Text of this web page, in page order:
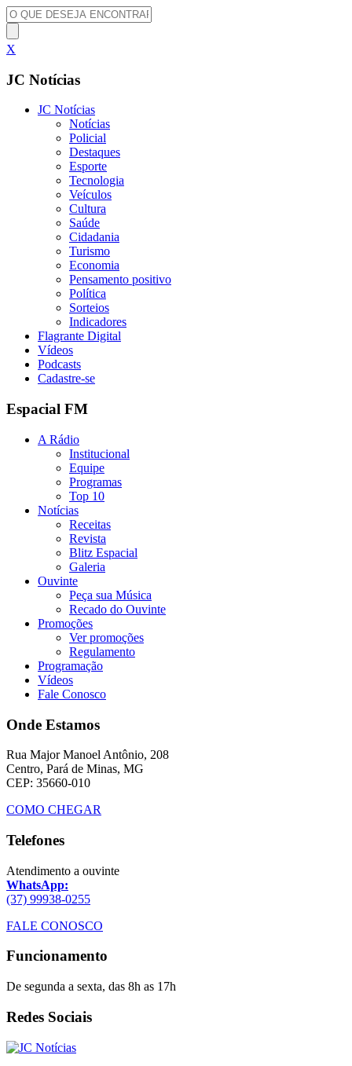
X
JC Notícias
JC Notícias
Notícias
Policial
Destaques
Esporte
Tecnologia
Veículos
Cultura
Saúde
Cidadania
Turismo
Economia
Pensamento positivo
Política
Sorteios
Indicadores
Flagrante Digital
Vídeos
Podcasts
Cadastre-se
Espacial FM
A Rádio
Institucional
Equipe
Programas
Top 10
Notícias
Receitas
Revista
Blitz Espacial
Galeria
Ouvinte
Peça sua Música
Recado do Ouvinte
Promoções
Ver promoções
Regulamento
Programação
Vídeos
Fale Conosco
Onde Estamos
Rua Major Manoel Antônio, 208
Centro, Pará de Minas, MG
CEP: 35660-010
COMO CHEGAR
Telefones
Atendimento a ouvinte
WhatsApp:
(37) 99938-0255
FALE CONOSCO
Funcionamento
De segunda a sexta, das 8h as 17h
Redes Sociais